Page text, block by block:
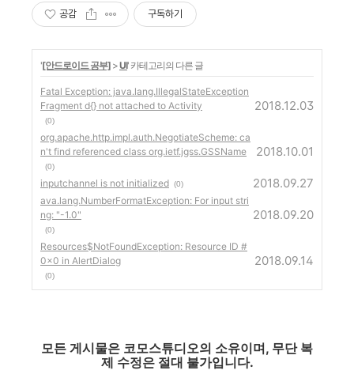
공감 구독하기
'[안드로이드 공부] >UI' 카테고리의 다른 글
Fatal Exception: java.lang.IllegalStateException
Fragment d{} not attached to Activity
(0)
2018.12.03
org.apache.http.impl.auth.NegotiateScheme: ca
n't find referenced class org.ietf.jgss.GSSName
(0)
2018.10.01
inputchannel is not initialized (0) 2018.09.27
ava.lang.NumberFormatException: For input stri
ng: "-1.0"
(0)
2018.09.20
Resources$NotFoundException: Resource ID #
0x0 in AlertDialog
(0)
2018.09.14
모든 게시물은 코모스튜디오의 소유이며, 무단 복
제 수정은 절대 불가입니다.